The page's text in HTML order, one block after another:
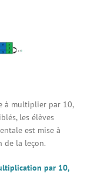
à multiplier par 10,
les élèves
est mise à
de la leçon.
par 10,